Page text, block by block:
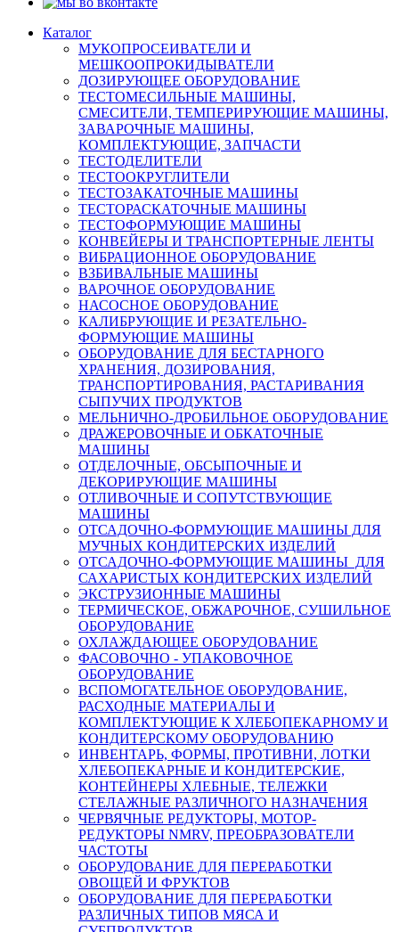
Каталог
МУКОПРОСЕИВАТЕЛИ И
МЕШКООПРОКИДЫВАТЕЛИ
ДОЗИРУЮЩЕЕ ОБОРУДОВАНИЕ
ТЕСТОМЕСИЛЬНЫЕ МАШИНЫ,
СМЕСИТЕЛИ, ТЕМПЕРИРУЮЩИЕ МАШИНЫ,
ЗАВАРОЧНЫЕ МАШИНЫ,
КОМПЛЕКТУЮЩИЕ, ЗАПЧАСТИ
ТЕСТОДЕЛИТЕЛИ
ТЕСТООКРУГЛИТЕЛИ
ТЕСТОЗАКАТОЧНЫЕ МАШИНЫ
ТЕСТОРАСКАТОЧНЫЕ МАШИНЫ
ТЕСТОФОРМУЮЩИЕ МАШИНЫ
КОНВЕЙЕРЫ И ТРАНСПОРТЕРНЫЕ ЛЕНТЫ
ВИБРАЦИОННОЕ ОБОРУДОВАНИЕ
ВЗБИВАЛЬНЫЕ МАШИНЫ
ВАРОЧНОЕ ОБОРУДОВАНИЕ
НАСОСНОЕ ОБОРУДОВАНИЕ
КАЛИБРУЮЩИЕ И РЕЗАТЕЛЬНО-
ФОРМУЮЩИЕ МАШИНЫ
ОБОРУДОВАНИЕ ДЛЯ БЕСТАРНОГО
ХРАНЕНИЯ, ДОЗИРОВАНИЯ,
ТРАНСПОРТИРОВАНИЯ, РАСТАРИВАНИЯ
СЫПУЧИХ ПРОДУКТОВ
МЕЛЬНИЧНО-ДРОБИЛЬНОЕ ОБОРУДОВАНИЕ
ДРАЖЕРОВОЧНЫЕ И ОБКАТОЧНЫЕ
МАШИНЫ
ОТДЕЛОЧНЫЕ, ОБСЫПОЧНЫЕ И
ДЕКОРИРУЮЩИЕ МАШИНЫ
ОТЛИВОЧНЫЕ И СОПУТСТВУЮЩИЕ
МАШИНЫ
ОТСАДОЧНО-ФОРМУЮЩИЕ МАШИНЫ ДЛЯ
МУЧНЫХ КОНДИТЕРСКИХ ИЗДЕЛИЙ
ОТСАДОЧНО-ФОРМУЮЩИЕ МАШИНЫ ДЛЯ
САХАРИСТЫХ КОНДИТЕРСКИХ ИЗДЕЛИЙ
ЭКСТРУЗИОННЫЕ МАШИНЫ
ТЕРМИЧЕСКОЕ, ОБЖАРОЧНОЕ, СУШИЛЬНОЕ
ОБОРУДОВАНИЕ
ОХЛАЖДАЮЩЕЕ ОБОРУДОВАНИЕ
ФАСОВОЧНО - УПАКОВОЧНОЕ
ОБОРУДОВАНИЕ
ВСПОМОГАТЕЛЬНОЕ ОБОРУДОВАНИЕ,
РАСХОДНЫЕ МАТЕРИАЛЫ И
КОМПЛЕКТУЮЩИЕ К ХЛЕБОПЕКАРНОМУ И
КОНДИТЕРСКОМУ ОБОРУДОВАНИЮ
ИНВЕНТАРЬ, ФОРМЫ, ПРОТИВНИ, ЛОТКИ
ХЛЕБОПЕКАРНЫЕ И КОНДИТЕРСКИЕ,
КОНТЕЙНЕРЫ ХЛЕБНЫЕ, ТЕЛЕЖКИ
СТЕЛАЖНЫЕ РАЗЛИЧНОГО НАЗНАЧЕНИЯ
ЧЕРВЯЧНЫЕ РЕДУКТОРЫ, МОТОР-
РЕДУКТОРЫ NMRV, ПРЕОБРАЗОВАТЕЛИ
ЧАСТОТЫ
ОБОРУДОВАНИЕ ДЛЯ ПЕРЕРАБОТКИ
ОВОЩЕЙ И ФРУКТОВ
ОБОРУДОВАНИЕ ДЛЯ ПЕРЕРАБОТКИ
РАЗЛИЧНЫХ ТИПОВ МЯСА И